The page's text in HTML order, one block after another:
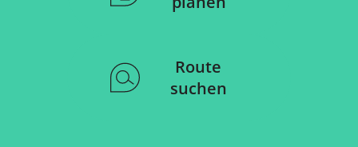
Route
suchen